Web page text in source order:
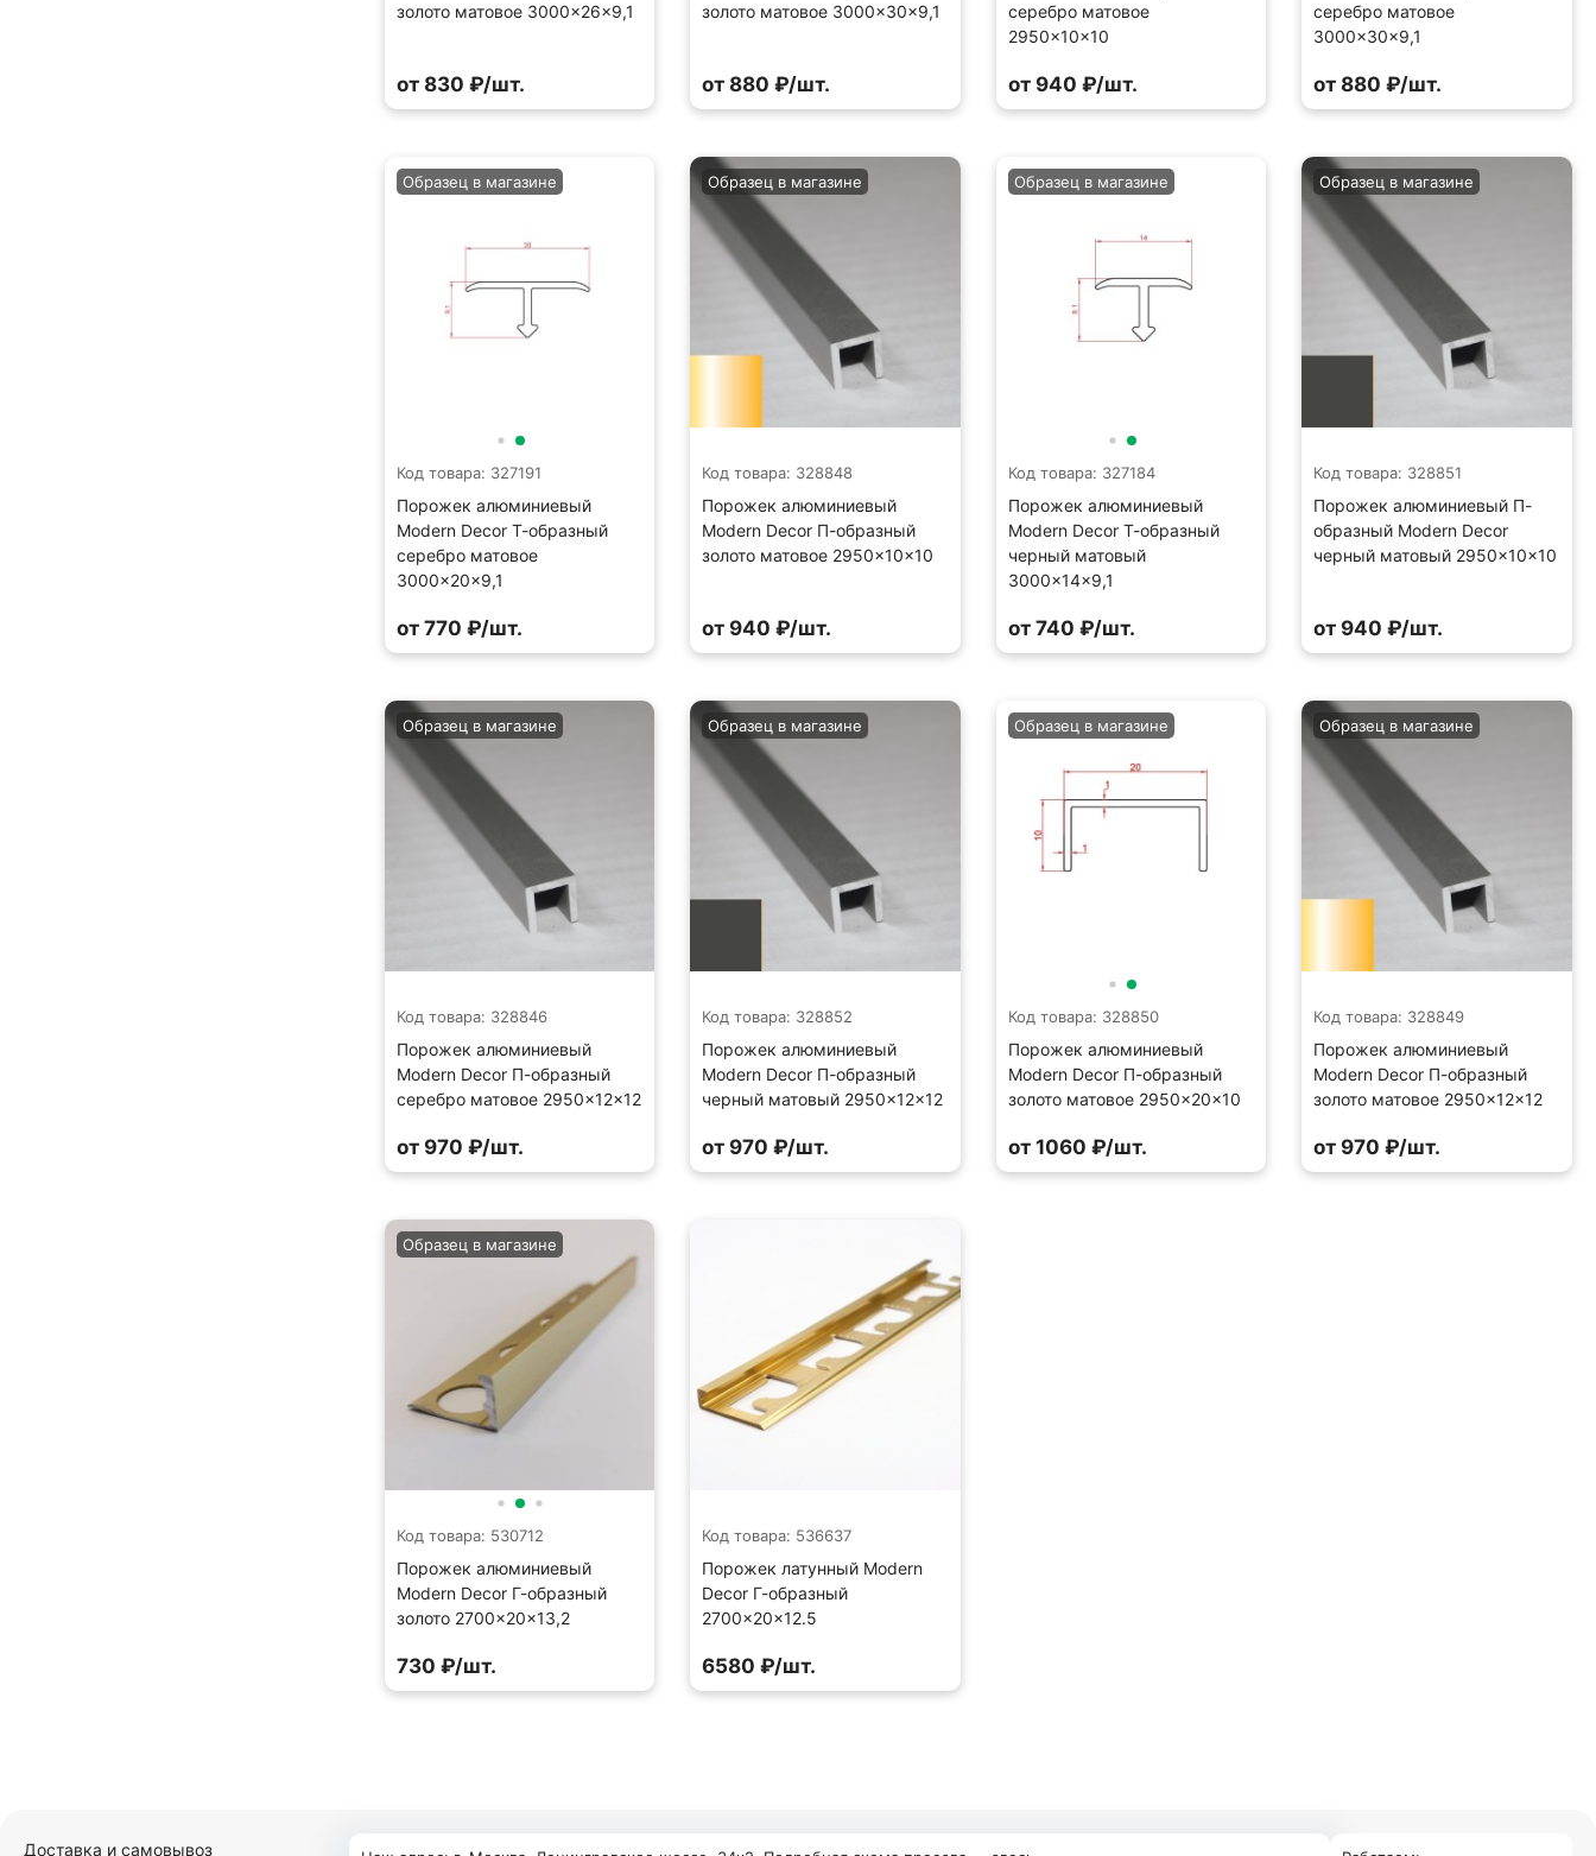
золото матовое 3000×26×9,1
от 830 ₽/шт.
золото матовое 3000×30×9,1
от 880 ₽/шт.
серебро матовое
2950×10×10
от 940 ₽/шт.
серебро матовое
3000×30×9,1
от 880 ₽/шт.
Код товара: 327191
Порожек алюминиевый
Modern Decor Т-образный
серебро матовое
3000×20×9,1
Образец в магазине
от 770 ₽/шт.
Код товара: 328848
Порожек алюминиевый
Modern Decor П-образный
золото матовое 2950×10×10
Образец в магазине
от 940 ₽/шт.
Код товара: 327184
Порожек алюминиевый
Modern Decor Т-образный
черный матовый
3000×14×9,1
Образец в магазине
от 740 ₽/шт.
Код товара: 328851
Порожек алюминиевый П-
образный Modern Decor
черный матовый 2950×10×10
Образец в магазине
от 940 ₽/шт.
Код товара: 328846
Порожек алюминиевый
Modern Decor П-образный
серебро матовое 2950×12×12
Образец в магазине
от 970 ₽/шт.
Код товара: 328852
Порожек алюминиевый
Modern Decor П-образный
черный матовый 2950×12×12
Образец в магазине
от 970 ₽/шт.
Код товара: 328850
Порожек алюминиевый
Modern Decor П-образный
золото матовое 2950×20×10
Образец в магазине
от 1060 ₽/шт.
Код товара: 328849
Порожек алюминиевый
Modern Decor П-образный
золото матовое 2950×12×12
Образец в магазине
от 970 ₽/шт.
Код товара: 530712
Порожек алюминиевый
Modern Decor Г-образный
золото 2700×20×13,2
Образец в магазине
730 ₽/шт.
Код товара: 536637
Порожек латунный Modern
Decor Г-образный
2700×20×12.5
6580 ₽/шт.
Доставка и самовывоз